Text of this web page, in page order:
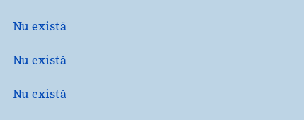
Nu există
Nu există
Nu există